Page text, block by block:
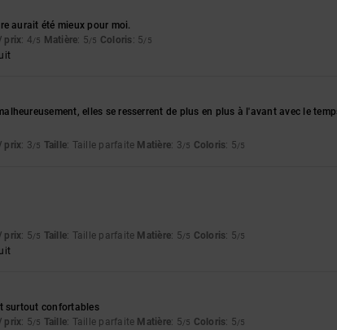
aurait été mieux pour moi.
prix: 4/5 Matière: 5/5 Coloris: 5/5
elles se resserrent de plus en plus à l'avant avec le
prix: 3/5 Taille: Taille parfaite Matière: 3/5 Coloris: 5/5
prix: 5/5 Taille: Taille parfaite Matière: 5/5 Coloris: 5/5
surtout confortables
prix: 5/5 Taille: Taille parfaite Matière: 5/5 Coloris: 5/5